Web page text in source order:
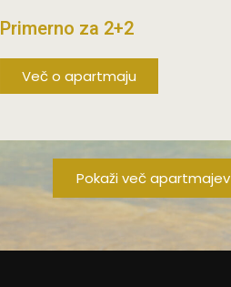
Primerno za 2+2
Več o apartmaju
Pokaži več apartmajev